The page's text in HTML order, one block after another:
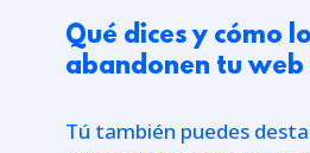
Qué dices y cómo
abandonen tu
Tú también puedes